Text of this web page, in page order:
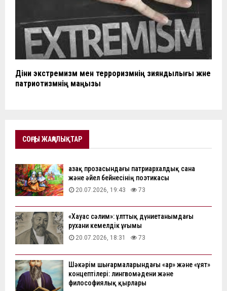
Діни экстремизм мен терроризмнің зияндылығы және
патриотизмнің маңызы
СОҢҒЫ ЖАҢАЛЫҚТАР
Қазақ прозасындағы патриархалдық сана
және әйел бейнесінің поэтикасы
20.07.2026, 19:43 73
«Хауас сәлим»: ұлттық дүниетанымдағы
рухани кемелдік ұғымы
20.07.2026, 18:31 73
Шәкәрім шығармаларындағы «ар» және «ұят»
концептілері: лингвомәдени және
философиялық қырлары